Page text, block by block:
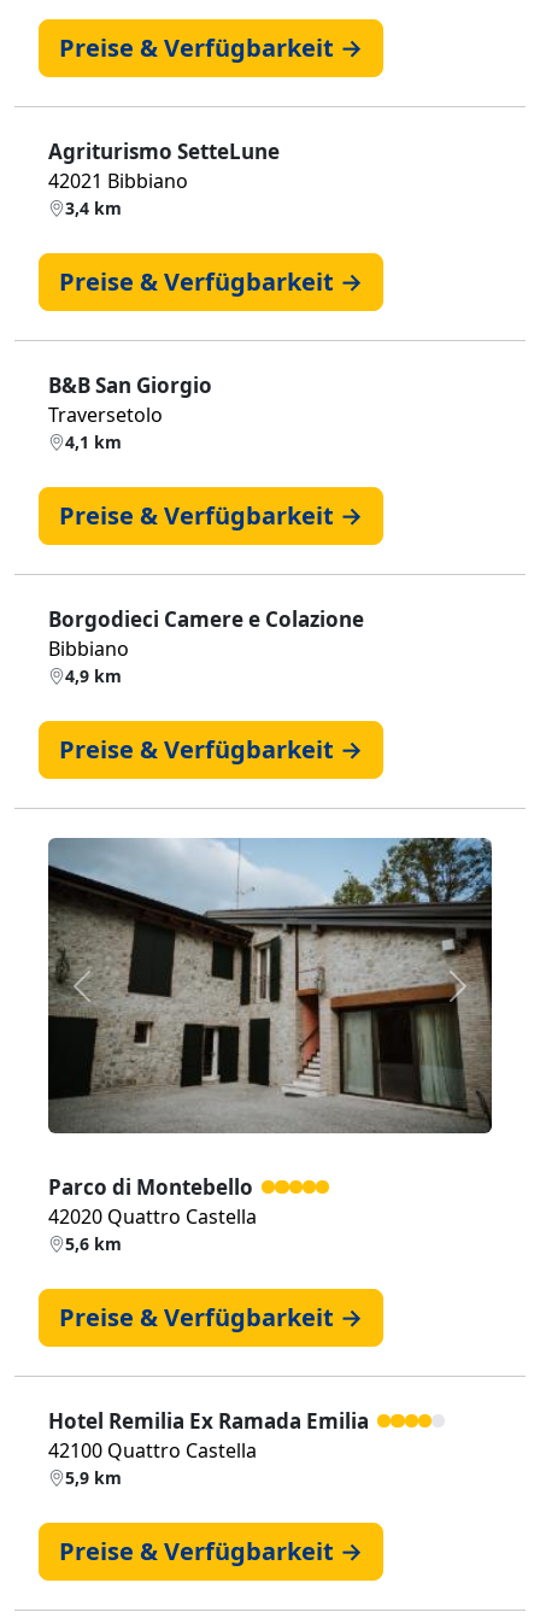
Preise & Verfügbarkeit →
Agriturismo SetteLune
42021 Bibbiano
3,4 km
Preise & Verfügbarkeit →
B&B San Giorgio
Traversetolo
4,1 km
Preise & Verfügbarkeit →
Borgodieci Camere e Colazione
Bibbiano
4,9 km
Preise & Verfügbarkeit →
Zurück Weiter
Parco di Montebello
42020 Quattro Castella
5,6 km
Preise & Verfügbarkeit →
Hotel Remilia Ex Ramada Emilia
42100 Quattro Castella
5,9 km
Preise & Verfügbarkeit →